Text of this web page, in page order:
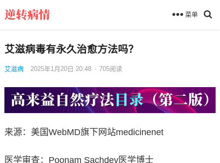
菜单
艾滋病毒有永久治愈方法吗？
艾滋病 2025年1月20日 20:48 · 705阅读
来源：美国WebMD旗下网站medicinenet
医学审查：Poonam Sachdev医学博士